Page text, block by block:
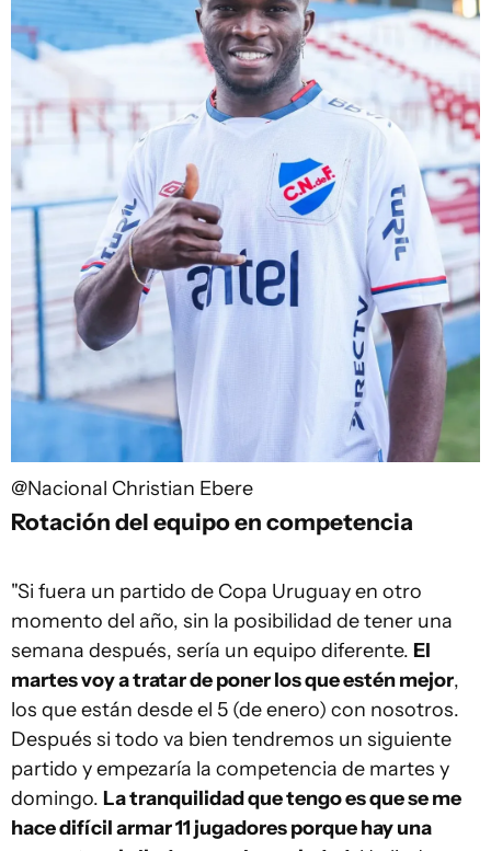
@Nacional Christian Ebere
Rotación del equipo en competencia
"Si fuera un partido de Copa Uruguay en otro
momento del año, sin la posibilidad de tener una
semana después, sería un equipo diferente. El
martes voy a tratar de poner los que estén mejor,
los que están desde el 5 (de enero) con nosotros.
Después si todo va bien tendremos un siguiente
partido y empezaría la competencia de martes y
domingo. La tranquilidad que tengo es que se me
hace difícil armar 11 jugadores porque hay una